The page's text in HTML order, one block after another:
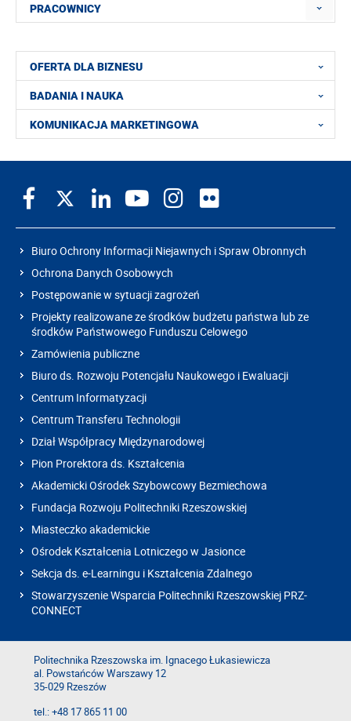
PRACOWNICY
OFERTA DLA BIZNESU
BADANIA I NAUKA
KOMUNIKACJA MARKETINGOWA
Biuro Ochrony Informacji Niejawnych i Spraw Obronnych
Ochrona Danych Osobowych
Postępowanie w sytuacji zagrożeń
Projekty realizowane ze środków budżetu państwa lub ze
środków Państwowego Funduszu Celowego
Zamówienia publiczne
Biuro ds. Rozwoju Potencjału Naukowego i Ewaluacji
Centrum Informatyzacji
Centrum Transferu Technologii
Dział Współpracy Międzynarodowej
Pion Prorektora ds. Kształcenia
Akademicki Ośrodek Szybowcowy Bezmiechowa
Fundacja Rozwoju Politechniki Rzeszowskiej
Miasteczko akademickie
Ośrodek Kształcenia Lotniczego w Jasionce
Sekcja ds. e-Learningu i Kształcenia Zdalnego
Stowarzyszenie Wsparcia Politechniki Rzeszowskiej PRZ-
CONNECT
Politechnika Rzeszowska im. Ignacego Łukasiewicza
al. Powstańców Warszawy 12
35-029 Rzeszów
tel.: +48 17 865 11 00